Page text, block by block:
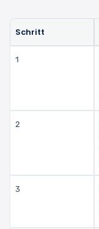
Schritt
1
2
3